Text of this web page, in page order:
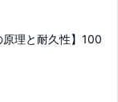
原理と耐久性】100